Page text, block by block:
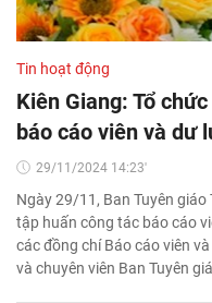
Tin hoạt động
Kiên Giang: Tổ
báo cáo viên và dư
29/11/2024 14:23'
Ngày 29/11, Ban Tuyên
tập huấn công tác báo cáo
các đồng chí Báo cáo viên
và chuyên viên Ban Tuyên